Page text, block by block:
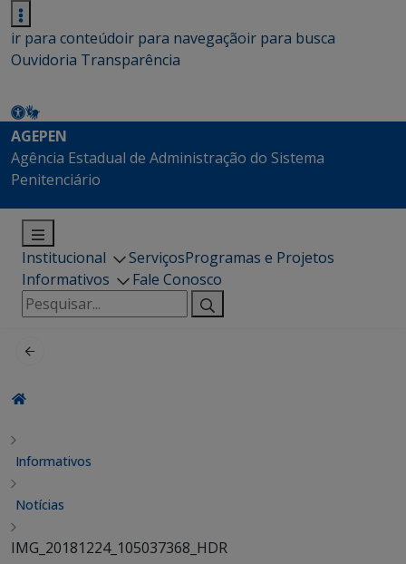
ir para conteúdoir para navegaçãoir para busca
Ouvidoria Transparência
AGEPEN
Agência Estadual de Administração do Sistema
Penitenciário
Institucional ServiçosProgramas e Projetos
Informativos
Fale Conosco
Pesquisar
por:
Informativos
Notícias
IMG_20181224_105037368_HDR